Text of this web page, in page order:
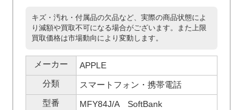
キズ・汚れ・付属品の欠品など、実際の商品状態によ
り減額や買取不可になる場合がございます。また上限
買取価格は市場動向により変動します。
メーカー
APPLE
分類
スマートフォン・携帯電話
型番
MFY84J/A SoftBank